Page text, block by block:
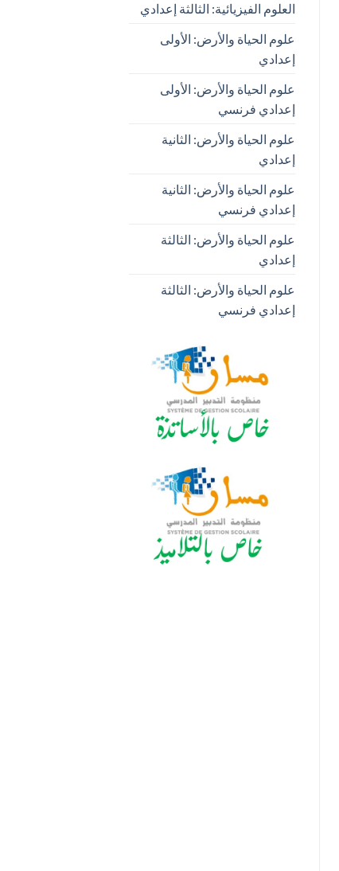
العلوم الفيزيائية: الثالثة إعدادي
علوم الحياة والأرض: الأولى
إعدادي
علوم الحياة والأرض: الأولى
إعدادي فرنسي
علوم الحياة والأرض: الثانية
إعدادي
علوم الحياة والأرض: الثانية
إعدادي فرنسي
علوم الحياة والأرض: الثالثة
إعدادي
علوم الحياة والأرض: الثالثة
إعدادي فرنسي